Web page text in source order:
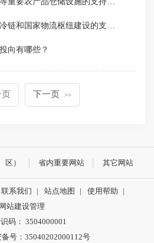
向有哪些？
页 下一页 >>
区） 省内重要网站 其它网站
联系我们 | 站点地图 | 使用帮助
|
网站建设管理
码： 3504000001
备号：35040202000112号